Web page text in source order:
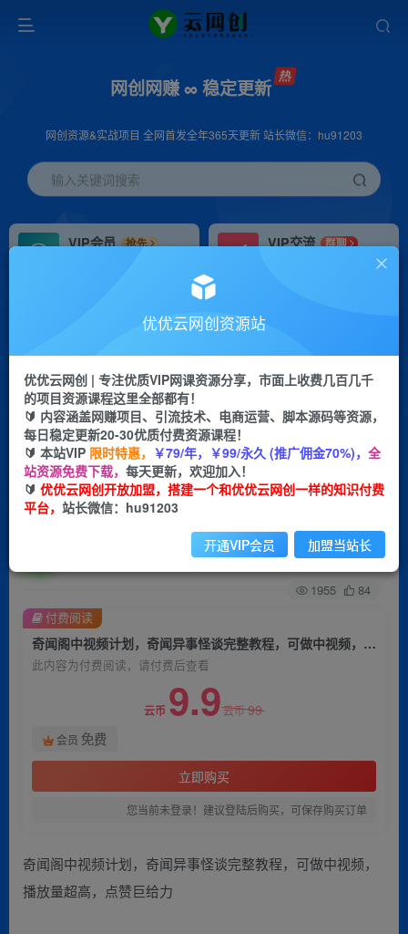
网创网赚 ∞ 稳定更新
网创资源&实战项目 全网首发全年365天更新 站长微信：hu91203
输入关键词搜索
VIP会员
抢先
VIP交流
群聊
研究探讨更多创业项目路子。
会员专属推广链接
挂机 项目
脚本卡密
APP下载
GO
首页 创业课程 会员免费 正文
奇闻阁中视频计划，奇闻异事怪谈完整教程，可做
中视频，播放量超高，点赞巨给力
关注 私信
1955 84
奇闻阁中视频计划，奇闻异事怪谈完整教程，可做中视频，播放量超高，点赞巨给力
此内容为付费阅读，请付费后查看
云币 9.9云币99
会员 免费
立即购买
您当前未登录！建议登陆后购买，可保存购买订单
付费阅读
奇闻阁中视频计划，奇闻异事怪谈完整教程，可做中视频，
播放量超高，点赞巨给力
优优云网创资源站
优优云网创 | 专注优质VIP网课资源分享，市面上收费几百几千
的项目资源课程这里全部都有！
🔰 内容涵盖网赚项目、引流技术、电商运营、脚本源码等资源，
每日稳定更新20-30优质付费资源课程！
🔰 本站VIP 限时特惠， ￥79/年，￥99/永久 (推广佣金70%)， 全
站资源免费下载， 每天更新，欢迎加入！
🔰 优优云网创开放加盟，搭建一个和优优云网创一样的知识付费
平台， 站长微信：hu91203
开通VIP会员 加盟当站长